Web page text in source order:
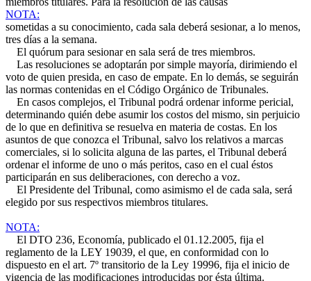
NOTA:
sometidas a su conocimiento, cada sala deberá sesionar, a lo menos,
tres días a la semana.
El quórum para sesionar en sala será de tres miembros.
Las resoluciones se adoptarán por simple mayoría, dirimiendo el
voto de quien presida, en caso de empate. En lo demás, se seguirán
las normas contenidas en el Código Orgánico de Tribunales.
En casos complejos, el Tribunal podrá ordenar informe pericial,
determinando quién debe asumir los costos del mismo, sin perjuicio
de lo que en definitiva se resuelva en materia de costas. En los
asuntos de que conozca el Tribunal, salvo los relativos a marcas
comerciales, si lo solicita alguna de las partes, el Tribunal deberá
ordenar el informe de uno o más peritos, caso en el cual éstos
participarán en sus deliberaciones, con derecho a voz.
El Presidente del Tribunal, como asimismo el de cada sala, será
elegido por sus respectivos miembros titulares.
NOTA:
El DTO 236, Economía, publicado el 01.12.2005, fija el
reglamento de la LEY 19039, el que, en conformidad con lo
dispuesto en el art. 7º transitorio de la Ley 19996, fija el inicio de
vigencia de las modificaciones introducidas por ésta última.